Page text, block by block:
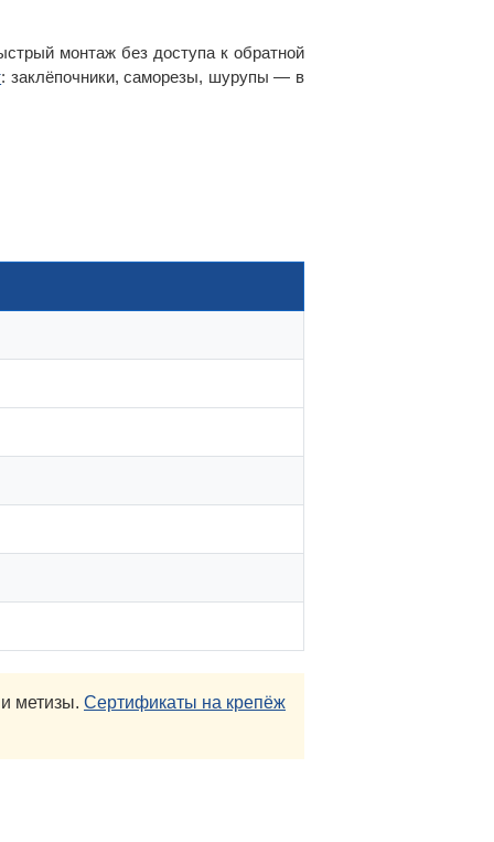
монтаж без доступа к обратной
: заклёпочники, саморезы, шурупы — в
метизы. Сертификаты на крепёж